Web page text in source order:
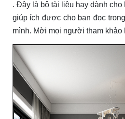
. Đây là bộ tài liệu hay dành cho
giúp ích được cho bạn đọc
mình. Mời mọi người tham khảo